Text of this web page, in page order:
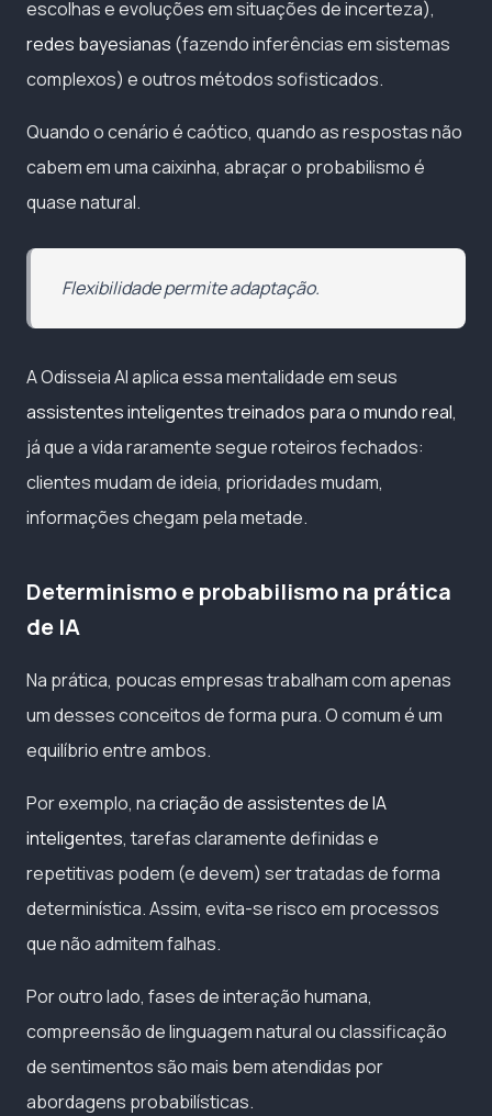
escolhas e evoluções em situações de incerteza),
redes bayesianas (fazendo inferências em sistemas
complexos) e outros métodos sofisticados.
Quando o cenário é caótico, quando as respostas não
cabem em uma caixinha, abraçar o probabilismo é
quase natural.
Flexibilidade permite adaptação.
A Odisseia AI aplica essa mentalidade em seus
assistentes inteligentes treinados para o mundo real,
já que a vida raramente segue roteiros fechados:
clientes mudam de ideia, prioridades mudam,
informações chegam pela metade.
Determinismo e probabilismo na prática
de IA
Na prática, poucas empresas trabalham com apenas
um desses conceitos de forma pura. O comum é um
equilíbrio entre ambos.
Por exemplo, nacriação de assistentes de IA
inteligentes, tarefas claramente definidas e
repetitivas podem (e devem) ser tratadas de forma
determinística. Assim, evita-se risco em processos
que não admitem falhas.
Por outro lado, fases de interação humana,
compreensão de linguagem natural ou classificação
de sentimentos são mais bem atendidas por
abordagens probabilísticas.